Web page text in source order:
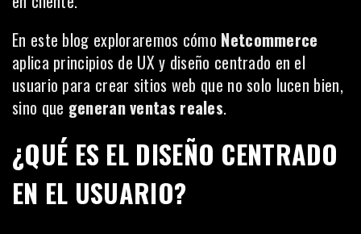
En este blog exploraremos cómo Netcommerce
aplica principios de UX y diseño centrado en el
usuario para crear sitios web que no solo lucen bien,
sino que generan ventas reales.
¿QUÉ ES EL DISEÑO CENTRADO
EN EL USUARIO?